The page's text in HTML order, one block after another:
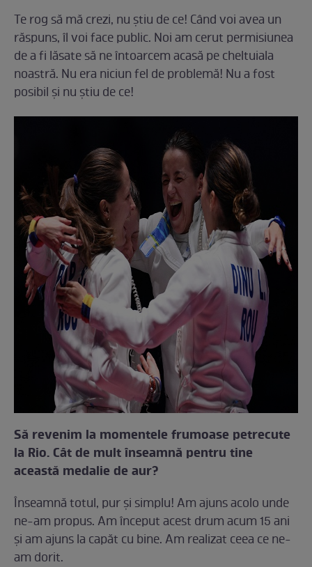
Te rog să mă crezi, nu ştiu de ce! Când voi avea un
răspuns, îl voi face public. Noi am cerut permisiunea
de a fi lăsate să ne întoarcem acasă pe cheltuiala
noastră. Nu era niciun fel de problemă! Nu a fost
posibil şi nu ştiu de ce!
Să revenim la momentele frumoase petrecute
la Rio. Cât de mult înseamnă pentru tine
această medalie de aur?
Înseamnă totul, pur şi simplu! Am ajuns acolo unde
ne-am propus. Am început acest drum acum 15 ani
şi am ajuns la capăt cu bine. Am realizat ceea ce ne-
am dorit.